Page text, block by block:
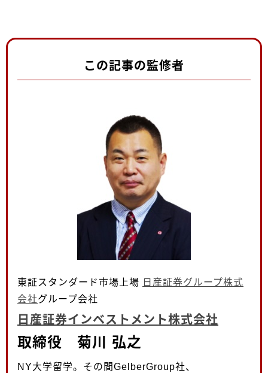
この記事の監修者
東証スタンダード市場上場 日産証券グループ株式
会社グループ会社
日産証券インベストメント株式会社
取締役 菊川 弘之
NY大学留学。その間GelberGroup社、